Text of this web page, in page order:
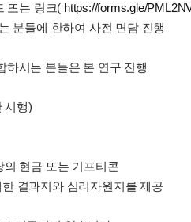
또는 링크( https://forms.gle/
분들에 한하여 사전 면담 진행
하시는 분들은 본 연구 진행
시행)
의 현금 또는 기프티콘
결과지와 심리자원지를 제공